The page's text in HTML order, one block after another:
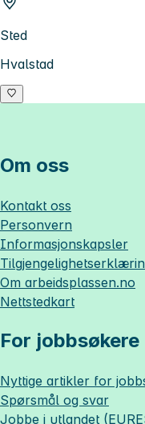
Sted
Hvalstad
Om oss
Kontakt oss
Personvern
Informasjonskapsler
Om arbeidsplassen.no
Nettstedkart
For jobbsøkere
Nyttige artikler for
Spørsmål og svar
Jobbe i utlandet